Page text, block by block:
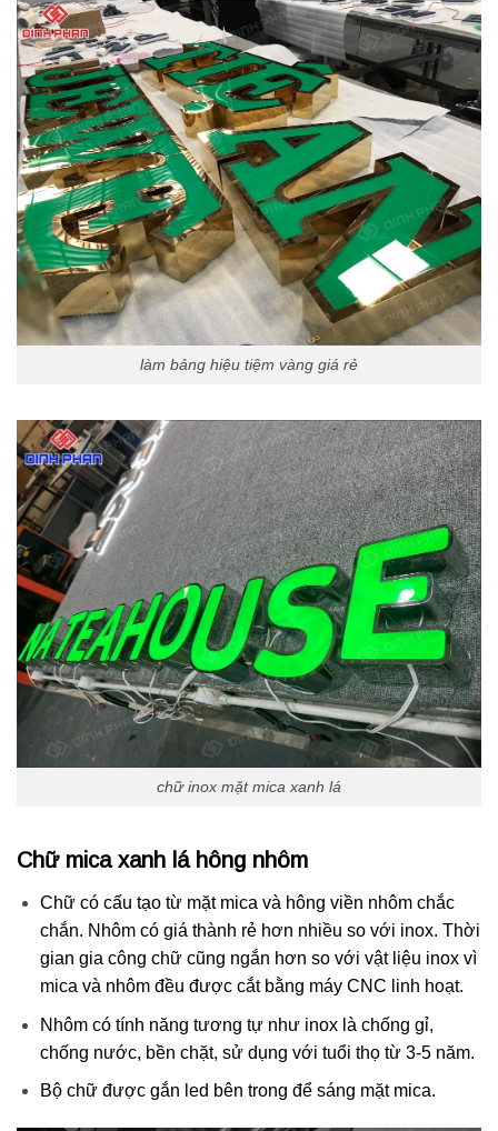
làm bảng hiệu tiệm vàng giá rẻ
chữ inox mặt mica xanh lá
Chữ mica xanh lá hông nhôm
Chữ có cấu tạo từ mặt mica và hông viền nhôm chắc
chắn. Nhôm có giá thành rẻ hơn nhiều so với inox. Thời
gian gia công chữ cũng ngắn hơn so với vật liệu inox vì
mica và nhôm đều được cắt bằng máy CNC linh hoạt.
Nhôm có tính năng tương tự như inox là chống gỉ,
chống nước, bền chặt, sử dụng với tuổi thọ từ 3-5 năm.
Bộ chữ được gắn led bên trong để sáng mặt mica.